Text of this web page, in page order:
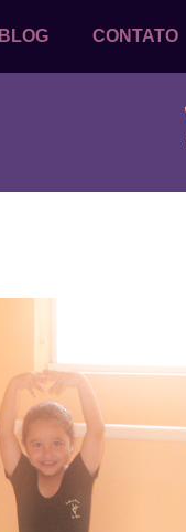
BLOG CONTATO